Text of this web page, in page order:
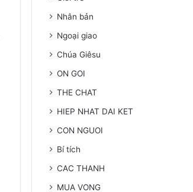
Nhân bản
Ngoại giao
Chúa Giêsu
ON GOI
THE CHAT
HIEP NHAT DAI KET
CON NGUOI
Bí tích
CAC THANH
MUA VONG